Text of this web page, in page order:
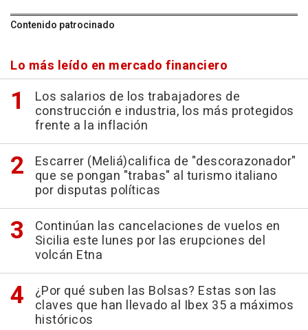
Contenido patrocinado
Lo más leído en mercado financiero
Los salarios de los trabajadores de
construcción e industria, los más protegidos
frente a la inflación
Escarrer (Meliá)califica de "descorazonador"
que se pongan "trabas" al turismo italiano
por disputas políticas
Continúan las cancelaciones de vuelos en
Sicilia este lunes por las erupciones del
volcán Etna
¿Por qué suben las Bolsas? Estas son las
claves que han llevado al Ibex 35 a máximos
históricos